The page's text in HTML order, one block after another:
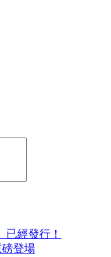
經發行！
登場